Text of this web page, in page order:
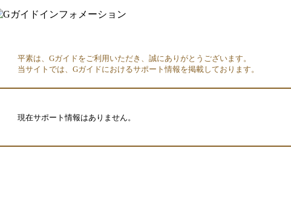
平素は、Gガイドをご利用いただき、誠にありがとうございます。
当サイトでは、Gガイドにおけるサポート情報を掲載しております。
現在サポート情報はありません。